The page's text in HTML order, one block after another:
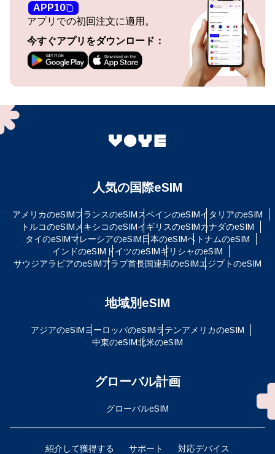
APP10
アプリでの初回注文に適用。
今すぐアプリをダウンロード：
人気の国際eSIM
アメリカのeSIMフランスのeSIMスペインのeSIMイタリアのeSIM
トルコのeSIM メキシコのeSIMイギリスのeSIMカナダのeSIM
タイのeSIMマレーシアのeSIM日本のeSIMベトナムのeSIM
インドのeSIM ドイツのeSIMギリシャのeSIM
サウジアラビアのeSIMアラブ首長国連邦のeSIMエジプトのeSIM
地域別eSIM
アジアのeSIMヨーロッパのeSIMラテンアメリカのeSIM
中東のeSIM北米のeSIM
グローバル計画
グローバルeSIM
紹介して獲得する サポート 対応デバイス